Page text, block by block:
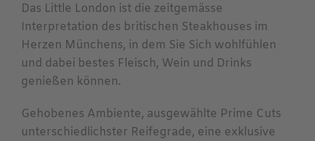
Das Little London ist die zeitgemässe
Interpretation des britischen Steakhouses im
Herzen Münchens, in dem Sie Sich wohlfühlen
und dabei bestes Fleisch, Wein und Drinks
genießen können.
Gehobenes Ambiente, ausgewählte Prime Cuts
unterschiedlichster Reifegrade, eine exklusive